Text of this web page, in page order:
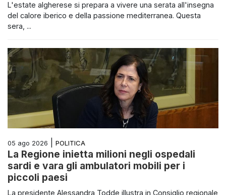
L'estate algherese si prepara a vivere una serata all'insegna
del calore iberico e della passione mediterranea. Questa
sera, ...
05 ago 2026 POLITICA
La Regione inietta milioni negli ospedali
sardi e vara gli ambulatori mobili per i
piccoli paesi
La presidente Alessandra Todde illustra in Consiglio regionale